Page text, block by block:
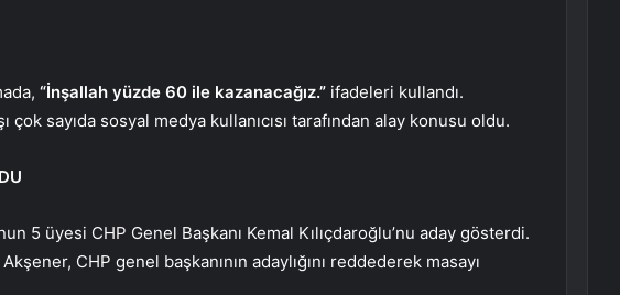
“İnşallah yüzde 60 ile kazanacağız.” ifadeleri kullandı.
çok sayıda sosyal medya kullanıcısı tarafından alay konusu oldu.
5 üyesi CHP Genel Başkanı Kemal Kılıçdaroğlu’nu aday gösterdi.
CHP genel başkanının adaylığını reddederek masayı